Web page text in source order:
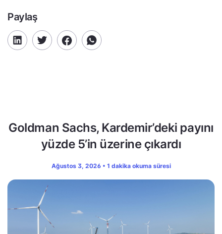
Paylaş
Goldman Sachs, Kardemir’deki payını
yüzde 5’in üzerine çıkardı
Ağustos 3, 2026 • 1 dakika okuma süresi